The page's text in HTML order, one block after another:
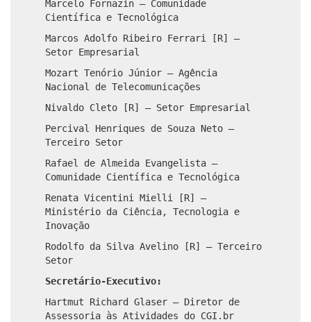
Marcelo Fornazin – Comunidade
Científica e Tecnológica
Marcos Adolfo Ribeiro Ferrari [R] –
Setor Empresarial
Mozart Tenório Júnior – Agência
Nacional de Telecomunicações
Nivaldo Cleto [R] – Setor Empresarial
Percival Henriques de Souza Neto –
Terceiro Setor
Rafael de Almeida Evangelista –
Comunidade Científica e Tecnológica
Renata Vicentini Mielli [R] –
Ministério da Ciência, Tecnologia e
Inovação
Rodolfo da Silva Avelino [R] – Terceiro
Setor
Secretário-Executivo:
Hartmut Richard Glaser – Diretor de
Assessoria às Atividades do CGI.br